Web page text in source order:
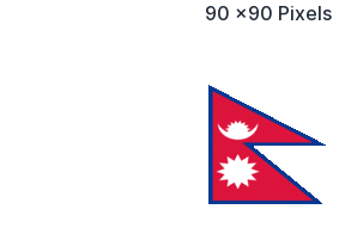
90 x90 Pixels